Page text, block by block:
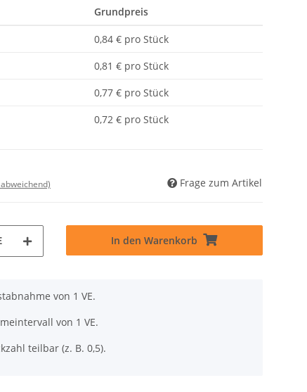
Grundpreis
0,84 € pro Stück
0,81 € pro Stück
0,77 € pro Stück
0,72 € pro Stück
Frage zum Artikel
In den Warenkorb
von 1 VE.
von 1 VE.
teilbar (z. B. 0,5).